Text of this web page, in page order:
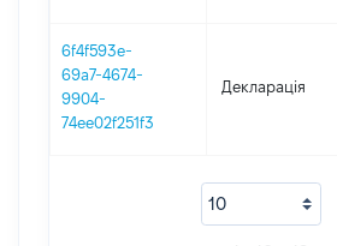
6f4f593e-
69a7-4674-
9904-
74ee02f251f3
Декларація